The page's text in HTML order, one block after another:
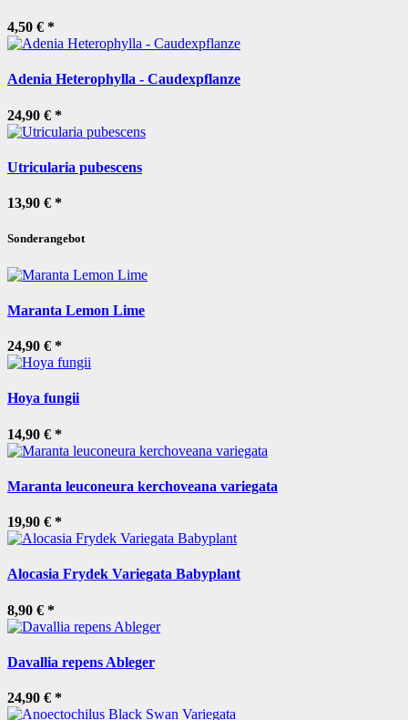
4,50 € *
Adenia Heterophylla - Caudexpflanze
24,90 € *
Utricularia pubescens
13,90 € *
Sonderangebot
Maranta Lemon Lime
24,90 € *
Hoya fungii
14,90 € *
Maranta leuconeura kerchoveana variegata
19,90 € *
Alocasia Frydek Variegata Babyplant
8,90 € *
Davallia repens Ableger
24,90 € *